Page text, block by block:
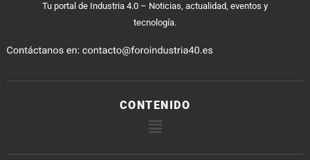
Tu portal de Industria 4.0 – Noticias, actualidad, eventos y
tecnología.
CONTENIDO